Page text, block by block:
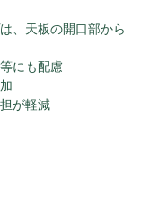
、天板の開口部から
にも配慮
が軽減